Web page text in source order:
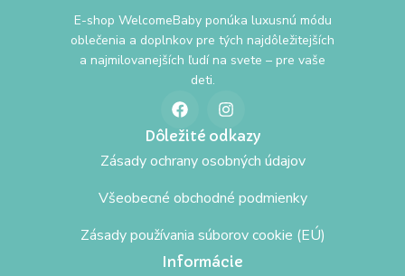
E-shop WelcomeBaby ponúka luxusnú módu
oblečenia a doplnkov pre tých najdôležitejších
a najmilovanejších ľudí na svete – pre vaše
deti.
Dôležité odkazy
Zásady ochrany osobných údajov
Všeobecné obchodné podmienky
Zásady používania súborov cookie (EÚ)
Informácie